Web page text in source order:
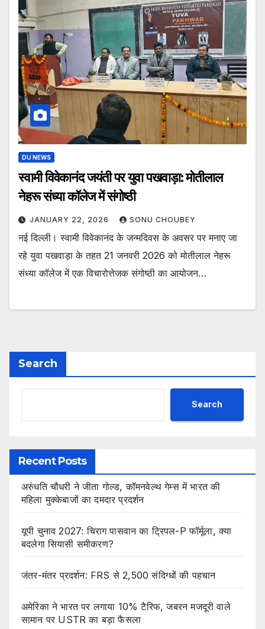
DU NEWS
स्वामी विवेकानंद जयंती पर युवा पखवाड़ा: मोतीलाल
नेहरू संध्या कॉलेज में संगोष्ठी
JANUARY 22, 2026 SONU CHOUBEY
नई दिल्ली। स्वामी विवेकानंद के जन्मदिवस के अवसर पर मनाए जा
रहे युवा पखवाड़ा के तहत 21 जनवरी 2026 को मोतीलाल नेहरू
संध्या कॉलेज में एक विचारोत्तेजक संगोष्ठी का आयोजन…
Search
Search
Recent Posts
अरुंधति चौधरी ने जीता गोल्ड, कॉमनवेल्थ गेम्स में भारत की
महिला मुक्केबाजों का दमदार प्रदर्शन
यूपी चुनाव 2027: चिराग पासवान का ट्रिपल-P फॉर्मूला, क्या
बदलेगा सियासी समीकरण?
जंतर-मंतर प्रदर्शन: FRS से 2,500 संदिग्धों की पहचान
अमेरिका ने भारत पर लगाया 10% टैरिफ, जबरन मजदूरी वाले
सामान पर USTR का बड़ा फैसला